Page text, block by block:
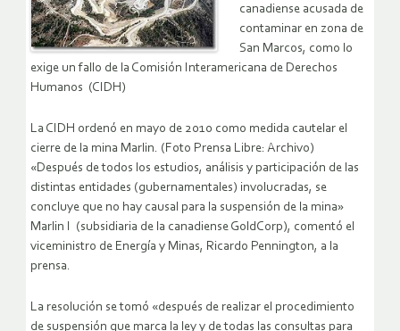
canadiense acusada de
contaminar en zona de
San Marcos, como lo
exige un fallo de la Comisión Interamericana de Derechos
Humanos (CIDH)
La CIDH ordenó en mayo de 2010 como medida cautelar el
cierre de la mina Marlin. (Foto Prensa Libre: Archivo)
«Después de todos los estudios, análisis y participación de las
distintas entidades (gubernamentales) involucradas, se
concluye que no hay causal para la suspensión de la mina»
Marlin I (subsidiaria de la canadiense GoldCorp), comentó el
viceministro de Energía y Minas, Ricardo Pennington, a la
prensa.
La resolución se tomó «después de realizar el procedimiento
de suspensión que marca la ley y de todas las consultas para